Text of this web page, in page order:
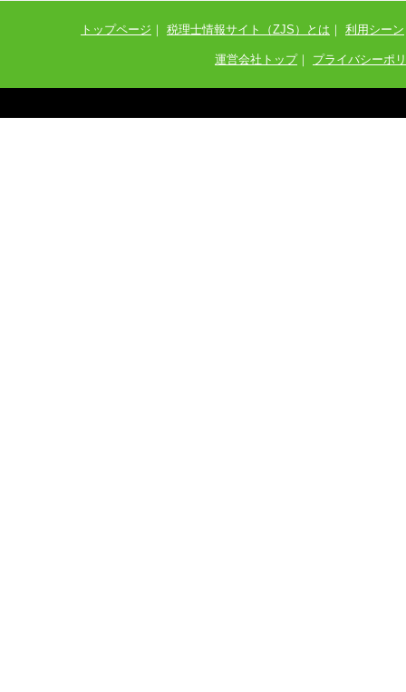
トップページ ｜ 税理士情報サイト（ZJS）とは ｜ 利用シーン
運営会社トップ｜ プライバシーポ